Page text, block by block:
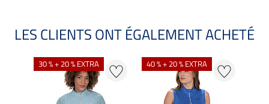
LES CLIENTS ONT ÉGALEMENT ACHETÉ
30 % + 20 % EXTRA 40 % + 20 % EXTRA